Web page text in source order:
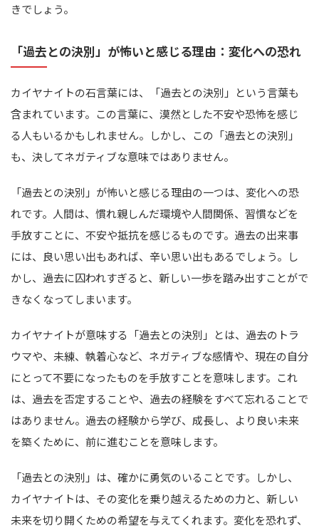
きでしょう。
「過去との決別」が怖いと感じる理由：変化への恐れ
カイヤナイトの石言葉には、「過去との決別」という言葉も
含まれています。この言葉に、漠然とした不安や恐怖を感じ
る人もいるかもしれません。しかし、この「過去との決別」
も、決してネガティブな意味ではありません。
「過去との決別」が怖いと感じる理由の一つは、変化への恐
れです。人間は、慣れ親しんだ環境や人間関係、習慣などを
手放すことに、不安や抵抗を感じるものです。過去の出来事
には、良い思い出もあれば、辛い思い出もあるでしょう。し
かし、過去に囚われすぎると、新しい一歩を踏み出すことがで
きなくなってしまいます。
カイヤナイトが意味する「過去との決別」とは、過去のトラ
ウマや、未練、執着心など、ネガティブな感情や、現在の自分
にとって不要になったものを手放すことを意味します。これ
は、過去を否定することや、過去の経験をすべて忘れることで
はありません。過去の経験から学び、成長し、より良い未来
を築くために、前に進むことを意味します。
「過去との決別」は、確かに勇気のいることです。しかし、
カイヤナイトは、その変化を乗り越えるための力と、新しい
未来を切り開くための希望を与えてくれます。変化を恐れず、